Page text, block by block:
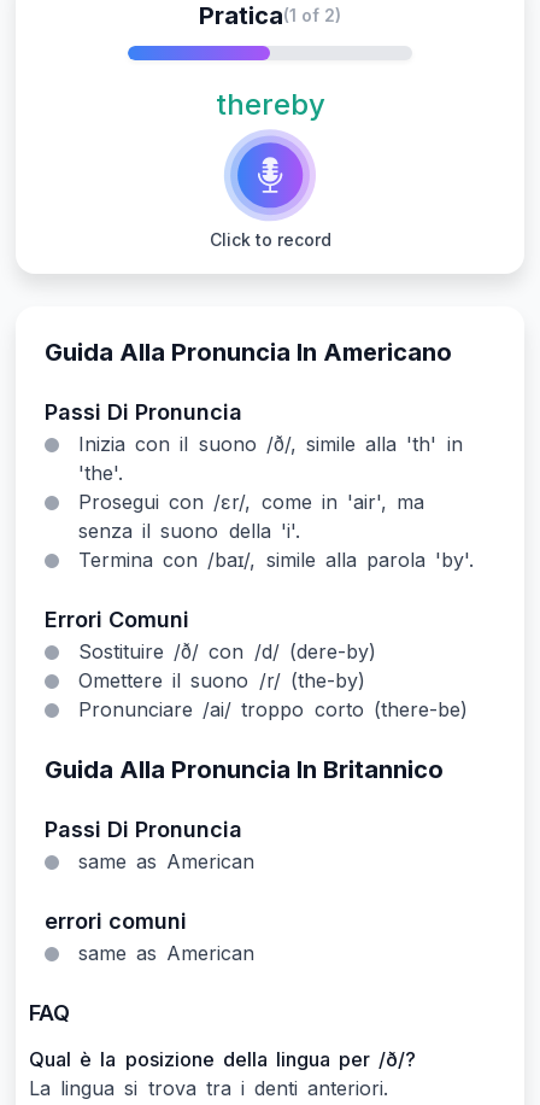
Guida Alla Pronuncia In Americano
Passi Di Pronuncia
Inizia con il suono /ð/, simile alla 'th' in
'the'.
Prosegui con /ɛr/, come in 'air', ma
senza il suono della 'i'.
Termina con /baɪ/, simile alla parola 'by'.
Errori Comuni
Sostituire /ð/ con /d/ (dere-by)
Omettere il suono /r/ (the-by)
Pronunciare /ai/ troppo corto (there-be)
Guida Alla Pronuncia In Britannico
Passi Di Pronuncia
same as American
errori comuni
same as American
FAQ
Qual è la posizione della lingua per /ð/?
La lingua si trova tra i denti anteriori.
Pratica(1 of 2)
thereby
Click to record